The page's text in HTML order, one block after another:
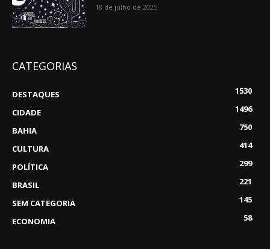
18 de julho de 2025
CATEGORIAS
DESTAQUES
1530
CIDADE
1496
BAHIA
750
CULTURA
414
POLÍTICA
299
BRASIL
221
SEM CATEGORIA
145
ECONOMIA
58